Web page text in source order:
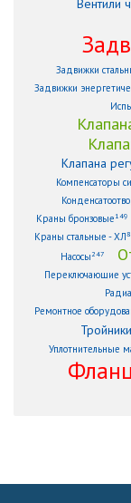
Вентили
Задвижки
Задвижки
Клапана
Компенсаторы
Краны бронзовые149
Краны стальные - ХЛ
Насосы 247
Переключающие
Ремонтное
Тройники
Уплотнительные